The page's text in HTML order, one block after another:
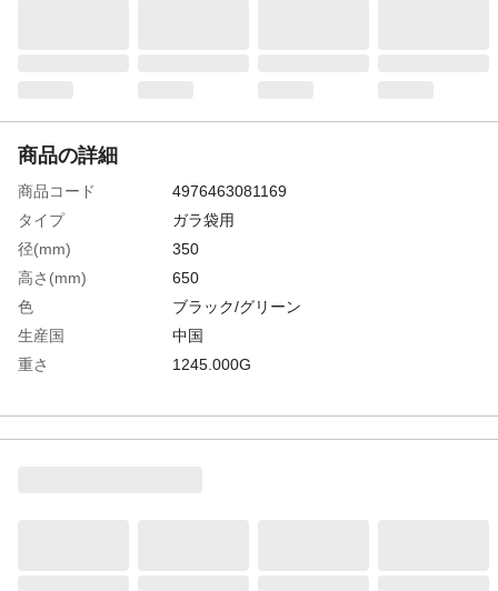
商品の詳細
商品コード
4976463081169
タイプ
ガラ袋用
径(mm)
350
高さ(mm)
650
色
ブラック/グリーン
生産国
中国
重さ
1245.000G
材質2
バンド：ポリプロピレン